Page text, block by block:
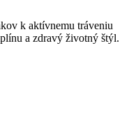
k aktívnemu tráveniu
a zdravý životný štýl.